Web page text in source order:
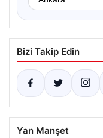
Bizi Takip Edin
Yan Manşet